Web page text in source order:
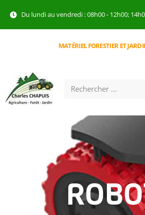
Du lundi au vendredi : 08h00 - 12h00;
MATÉRIEL FORESTIER ET